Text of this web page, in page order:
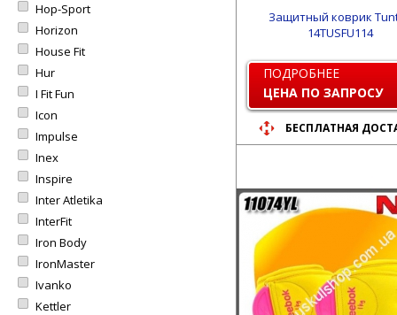
Hop-Sport
Horizon
House Fit
Hur
I Fit Fun
Icon
Impulse
Inex
Inspire
Inter Atletika
InterFit
Iron Body
IronMaster
Ivanko
Kettler
Защитный коврик
14TUSFU114
ПОДРОБНЕЕ
ЦЕНА ПО ЗАПРОСУ
БЕСПЛАТНАЯ